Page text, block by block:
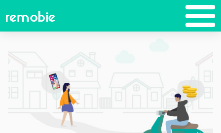
สิทธิพิเศษสำหรับลูกค้าขาย
โทรศัพท์มือถือหรืออุปกรณ์อิเล็ค
ทรอนิกส์กับ remobie เท่านั้น